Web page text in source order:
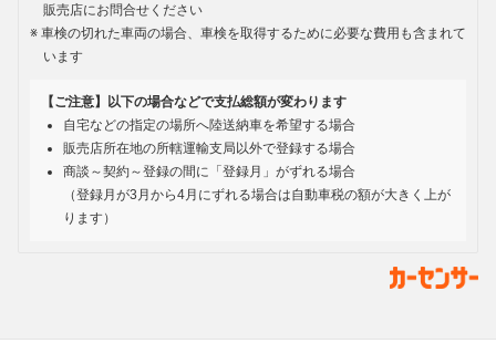
販売店にお問合せください
車検の切れた車両の場合、車検を取得するために必要な費用も含まれて
います
【ご注意】以下の場合などで支払総額が変わります
自宅などの指定の場所へ陸送納車を希望する場合
販売店所在地の所轄運輸支局以外で登録する場合
商談～契約～登録の間に「登録月」がずれる場合
（登録月が3月から4月にずれる場合は自動車税の額が大きく上が
ります）